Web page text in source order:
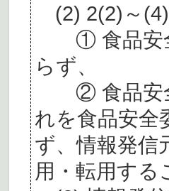
(2) 2(2)～
① 食品安全
らず、
② 食品安全
れを食品安全
ず、情報発信
用・転用する